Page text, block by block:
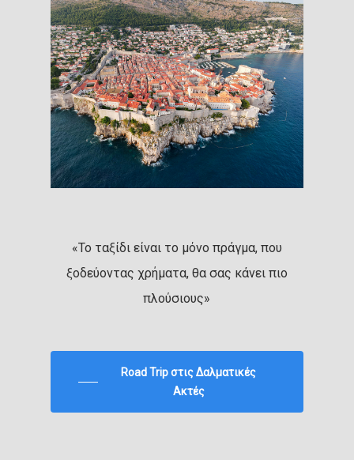
«Το ταξίδι είναι το μόνο πράγμα, που
ξοδεύοντας χρήματα, θα σας κάνει πιο
πλούσιους»
Road Trip στις Δαλματικές
Ακτές